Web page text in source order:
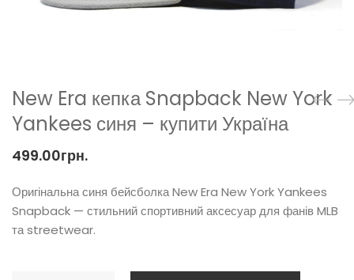
New Era кепка Snapback New York
Yankees синя – купити Україна
499.00грн.
Оригінальна синя бейсболка New Era New York Yankees
Snapback — стильний спортивний аксесуар для фанів MLB
та streetwear.